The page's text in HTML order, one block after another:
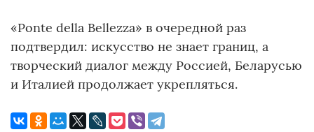
«Ponte della Bellezza» в очередной раз
подтвердил: искусство не знает границ, а
творческий диалог между Россией, Беларусью
и Италией продолжает укрепляться.